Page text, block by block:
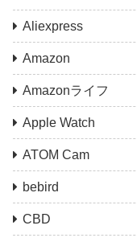
Aliexpress
Amazon
Amazonライフ
Apple Watch
ATOM Cam
bebird
CBD